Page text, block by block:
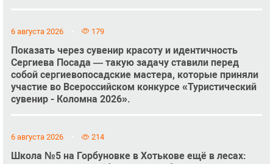
6 августа 2026 179
Показать через сувенир красоту и идентичность
Сергиева Посада — такую задачу ставили перед
собой сергиевопосадские мастера, которые приняли
участие во Всероссийском конкурсе «Туристический
сувенир - Коломна 2026».
6 августа 2026 214
Школа №5 на Горбуновке в Хотькове ещё в лесах: